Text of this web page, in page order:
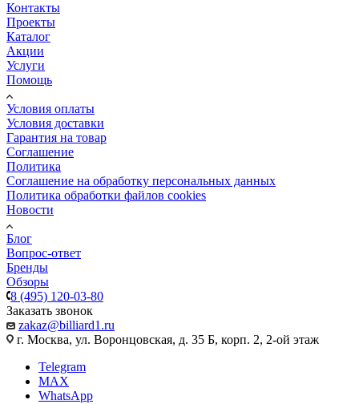
Контакты
Проекты
Каталог
Акции
Услуги
Помощь
Условия оплаты
Условия доставки
Гарантия на товар
Соглашение
Политика
Соглашение на обработку персональных данных
Политика обработки файлов cookies
Новости
Блог
Вопрос-ответ
Бренды
Обзоры
8 (495) 120-03-80
Заказать звонок
zakaz@billiard1.ru
г. Москва, ул. Воронцовская, д. 35 Б, корп. 2, 2-ой этаж
Telegram
MAX
WhatsApp